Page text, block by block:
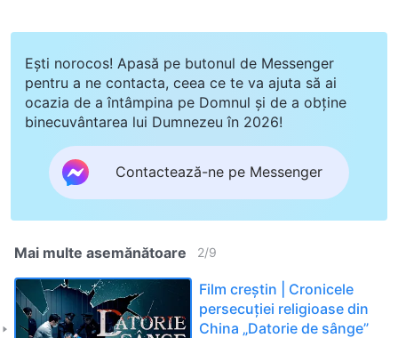
Ești norocos! Apasă pe butonul de Messenger
pentru a ne contacta, ceea ce te va ajuta să ai
ocazia de a întâmpina pe Domnul și de a obține
binecuvântarea lui Dumnezeu în 2026!
Contactează-ne pe Messenger
Mai multe asemănătoare 2/9
Film creștin | Cronicele
persecuției religioase din
China „Datorie de sânge”